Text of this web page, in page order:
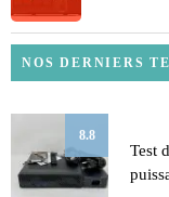
NOS DERNIERS
8.8
Test